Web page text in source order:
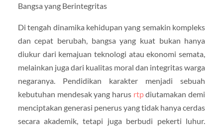
Bangsa yang Berintegritas
Di tengah dinamika kehidupan yang semakin kompleks
dan cepat berubah, bangsa yang kuat bukan hanya
diukur dari kemajuan teknologi atau ekonomi semata,
melainkan juga dari kualitas moral dan integritas warga
negaranya. Pendidikan karakter menjadi sebuah
kebutuhan mendesak yang harus rtpdiutamakan demi
menciptakan generasi penerus yang tidak hanya cerdas
secara akademik, tetapi juga berbudi pekerti luhur.